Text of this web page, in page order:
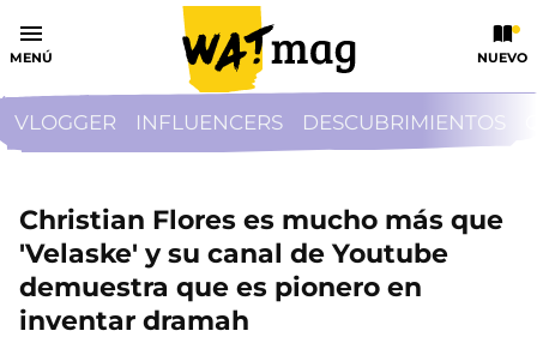
MENÚ NUEVO
VLOGGER INFLUENCERS DESCUBRIMIENTOS
Christian Flores es mucho más que
'Velaske' y su canal de Youtube
demuestra que es pionero en
inventar dramah